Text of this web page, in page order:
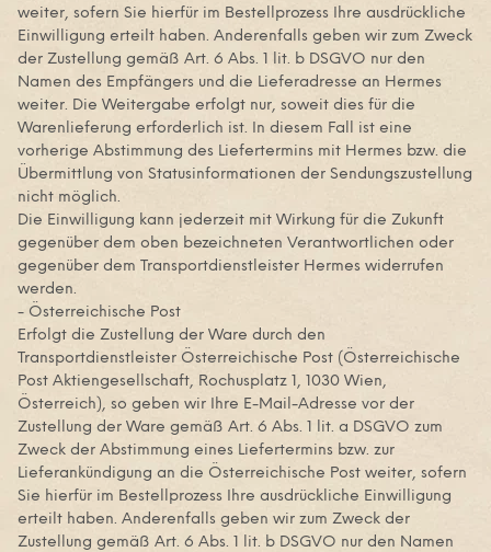
weiter, sofern Sie hierfür im Bestellprozess Ihre ausdrückliche
Einwilligung erteilt haben. Anderenfalls geben wir zum Zweck
der Zustellung gemäß Art. 6 Abs. 1 lit. b DSGVO nur den
Namen des Empfängers und die Lieferadresse an Hermes
weiter. Die Weitergabe erfolgt nur, soweit dies für die
Warenlieferung erforderlich ist. In diesem Fall ist eine
vorherige Abstimmung des Liefertermins mit Hermes bzw. die
Übermittlung von Statusinformationen der Sendungszustellung
nicht möglich.
Die Einwilligung kann jederzeit mit Wirkung für die Zukunft
gegenüber dem oben bezeichneten Verantwortlichen oder
gegenüber dem Transportdienstleister Hermes widerrufen
werden.
- Österreichische Post
Erfolgt die Zustellung der Ware durch den
Transportdienstleister Österreichische Post (Österreichische
Post Aktiengesellschaft, Rochusplatz 1, 1030 Wien,
Österreich), so geben wir Ihre E-Mail-Adresse vor der
Zustellung der Ware gemäß Art. 6 Abs. 1 lit. a DSGVO zum
Zweck der Abstimmung eines Liefertermins bzw. zur
Lieferankündigung an die Österreichische Post weiter, sofern
Sie hierfür im Bestellprozess Ihre ausdrückliche Einwilligung
erteilt haben. Anderenfalls geben wir zum Zweck der
Zustellung gemäß Art. 6 Abs. 1 lit. b DSGVO nur den Namen